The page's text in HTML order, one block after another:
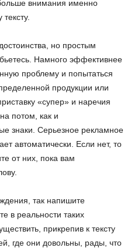
внимания именно
но простым
Намного эффективнее
проблему и попытаться
продукции или
«супер» и наречия
потом, как и
знаки. Серьезное рекламное
автоматически. Если нет, то
от них, пока вам
так напишите
в реальности таких
прикрепив к тексту
где они довольны, рады, что